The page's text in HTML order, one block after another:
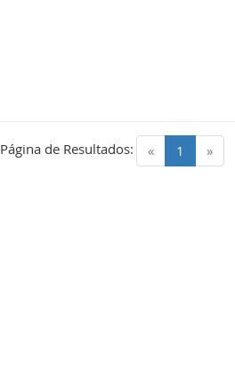
« 1 (current)
»
Página de Resultados: